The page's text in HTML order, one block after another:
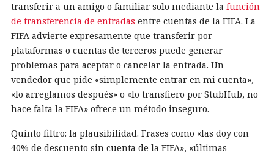
transferir a un amigo o familiar solo mediante la función
de transferencia de entradas entre cuentas de la FIFA. La
FIFA advierte expresamente que transferir por
plataformas o cuentas de terceros puede generar
problemas para aceptar o cancelar la entrada. Un
vendedor que pide «simplemente entrar en mi cuenta»,
«lo arreglamos después» o «lo transfiero por StubHub, no
hace falta la FIFA» ofrece un método inseguro.
Quinto filtro: la plausibilidad. Frases como «las doy con
40% de descuento sin cuenta de la FIFA», «últimas